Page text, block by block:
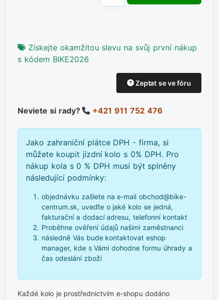
Získejte okamžitou slevu na svůj první nákup
s kódem BIKE2026
Zeptat se ve fóru
Neviete si rady? +421 911 752 476
Jako zahraniční plátce DPH - firma, si
můžete koupit jízdní kolo s 0% DPH. Pro
nákup kola s 0 % DPH musí být splněny
následující podmínky:
objednávku zašlete na e-mail obchod@bike-
centrum.sk, uveďte o jaké kolo se jedná,
fakturační a dodací adresu, telefonní kontakt
Proběhne ověření údajů našimi zaměstnanci
následně Vás bude kontaktovat eshop
manager, kde s Vámi dohodne formu úhrady a
čas odeslání zboží
Každé kolo je prostřednictvím e-shopu dodáno